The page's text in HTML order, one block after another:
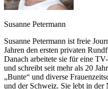
Susanne Petermann
Susanne Petermann ist freie
Jahren den ersten privaten
Danach arbeitete sie für eine
und schreibt seit mehr als 20
„Bunte“ und diverse
und der Schweiz. Sie lebt in